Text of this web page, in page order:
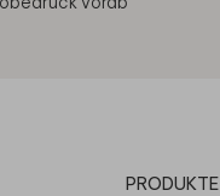
PRODUKTE